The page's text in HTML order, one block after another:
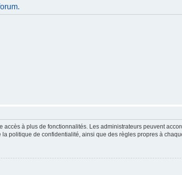
à plus de fonctionnalités. Les administrateurs peuvent
politique de confidentialité, ainsi que des règles propres à